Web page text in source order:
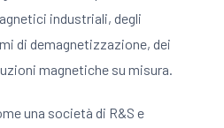
industriali, degli
di demagnetizzazione, dei
magnetiche su misura.
una società di R&S e